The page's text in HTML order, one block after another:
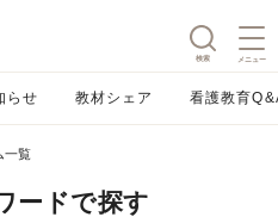
検索 メニュー
らせ 教材シェア 看護教育
一覧
ードで探す